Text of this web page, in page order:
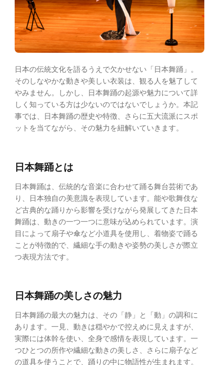
日本の伝統文化を語るうえで欠かせない「日本舞踊」。
そのしなやかな動きや美しい衣装は、観る人を魅了して
やみません。しかし、日本舞踊の起源や魅力について詳
しく知っている方は少ないのではないでしょうか。本記
事では、日本舞踊の歴史や特徴、さらに五大流派にスポ
ットを当てながら、その魅力を紐解いていきます。
日本舞踊とは
日本舞踊は、伝統的な音楽に合わせて踊る舞台芸術であ
り、日本独自の美意識を表現しています。能や歌舞伎な
ど古典的な踊りから影響を受けながら発展してきた日本
舞踊は、動きの一つ一つに意味が込められています。演
目によって扇子や傘など小道具を使用し、着物姿で踊る
ことが特徴的で、繊細な手の動きや姿勢の美しさが際立
つ表現方法です。
日本舞踊の美しさの魅力
日本舞踊の最大の魅力は、その「静」と「動」の調和に
あります。一見、動きは穏やかで控えめに見えますが、
実際には体幹を使い、全身で感情を表現しています。一
つひとつの所作や繊細な動きの美しさ、さらに扇子など
の道具を使うことで、踊りの中に物語性が生まれます。